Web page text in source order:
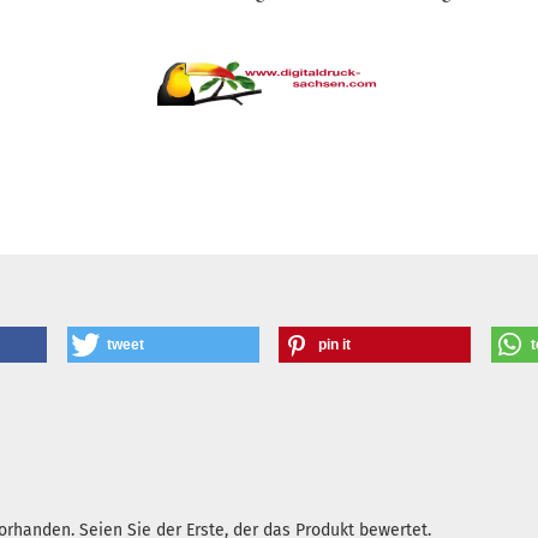
tweet pin it
Seien Sie der Erste, der das Produkt bewertet.